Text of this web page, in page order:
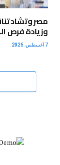
مصر وتشاد
وزيادة فرص
7 أغسطس، 2026